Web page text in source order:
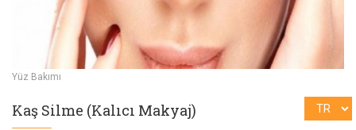
Yüz Bakımı
Kaş Silme (Kalıcı Makyaj)